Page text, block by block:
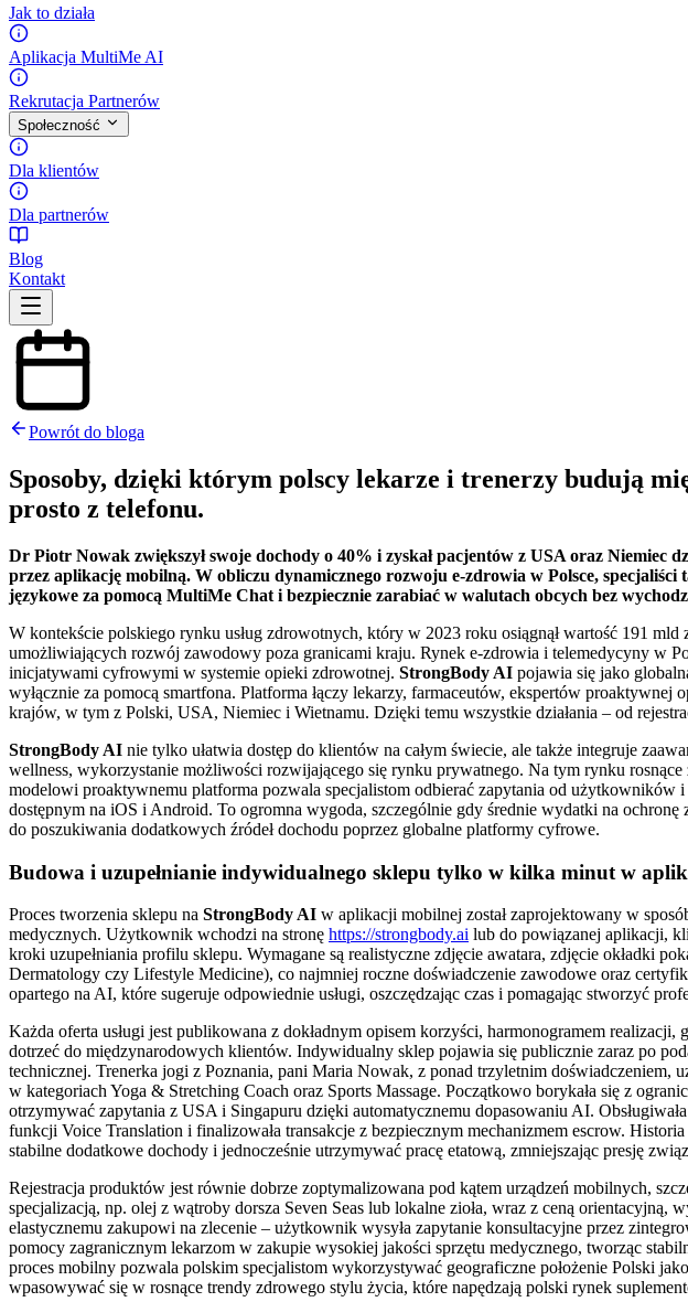
Jak to działa
Aplikacja MultiMe AI
Rekrutacja Partnerów
Społeczność
Dla klientów
Dla partnerów
Blog
Kontakt
Powrót do bloga
Sposoby, dzięki którym polscy lekarze i trenerzy budują
prosto z telefonu.
Dr Piotr Nowak zwiększył swoje dochody o 40% i zyskał pacjentów z USA oraz
przez aplikację mobilną. W obliczu dynamicznego rozwoju e-zdrowia w Polsce,
językowe za pomocą MultiMe Chat i bezpiecznie zarabiać w walutach obcych bez
W kontekście polskiego rynku usług zdrowotnych, który w 2023 roku osiągnął wartość 191
umożliwiających rozwój zawodowy poza granicami kraju. Rynek e-zdrowia i telemedycyny w
inicjatywami cyfrowymi w systemie opieki zdrowotnej. StrongBody AI pojawia się jako
wyłącznie za pomocą smartfona. Platforma łączy lekarzy, farmaceutów, ekspertów
krajów, w tym z Polski, USA, Niemiec i Wietnamu. Dzięki temu wszystkie działania – od
StrongBody AI nie tylko ułatwia dostęp do klientów na całym świecie, ale także integruje
wellness, wykorzystanie możliwości rozwijającego się rynku prywatnego. Na tym rynku
modelowi proaktywnemu platforma pozwala specjalistom odbierać zapytania od
dostępnym na iOS i Android. To ogromna wygoda, szczególnie gdy średnie wydatki na
do poszukiwania dodatkowych źródeł dochodu poprzez globalne platformy cyfrowe.
Budowa i uzupełnianie indywidualnego sklepu tylko w kilka minut w
Proces tworzenia sklepu na StrongBody AI w aplikacji mobilnej został zaprojektowany w
medycznych. Użytkownik wchodzi na stronę https://strongbody.ai lub do powiązanej aplikacji,
kroki uzupełniania profilu sklepu. Wymagane są realistyczne zdjęcie awatara, zdjęcie okładki
Dermatology czy Lifestyle Medicine), co najmniej roczne doświadczenie zawodowe oraz
opartego na AI, które sugeruje odpowiednie usługi, oszczędzając czas i pomagając stworzyć
Każda oferta usługi jest publikowana z dokładnym opisem korzyści, harmonogramem
dotrzeć do międzynarodowych klientów. Indywidualny sklep pojawia się publicznie zaraz po
technicznej. Trenerka jogi z Poznania, pani Maria Nowak, z ponad trzyletnim
w kategoriach Yoga & Stretching Coach oraz Sports Massage. Początkowo borykała się z
otrzymywać zapytania z USA i Singapuru dzięki automatycznemu dopasowaniu AI.
funkcji Voice Translation i finalizowała transakcje z bezpiecznym mechanizmem escrow.
stabilne dodatkowe dochody i jednocześnie utrzymywać pracę etatową, zmniejszając presję
Rejestracja produktów jest równie dobrze zoptymalizowana pod kątem urządzeń mobilnych,
specjalizacją, np. olej z wątroby dorsza Seven Seas lub lokalne zioła, wraz z ceną
elastycznemu zakupowi na zlecenie – użytkownik wysyła zapytanie konsultacyjne przez
pomocy zagranicznym lekarzom w zakupie wysokiej jakości sprzętu medycznego, tworząc
proces mobilny pozwala polskim specjalistom wykorzystywać geograficzne położenie Polski
wpasowywać się w rosnące trendy zdrowego stylu życia, które napędzają polski rynek